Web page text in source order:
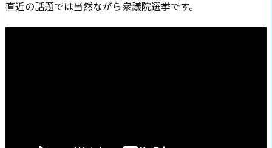
直近の話題では当然ながら衆議院選挙です。